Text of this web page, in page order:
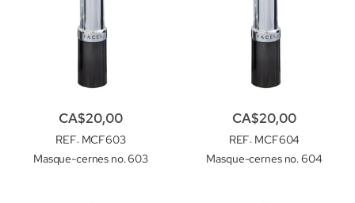
REF: MCF603
Masque-cernes no. 603
CA$20,00
REF: MCF604
Masque-cernes no. 604
CA$20,00